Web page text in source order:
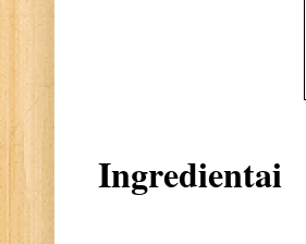
Ingredientai